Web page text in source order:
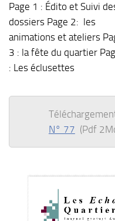
Page 1 : Édito et Suivi
dossiers Page 2: les
animations et ateliers
3 : la fête du quartier
: Les éclusettes
N° 77 (Pdf